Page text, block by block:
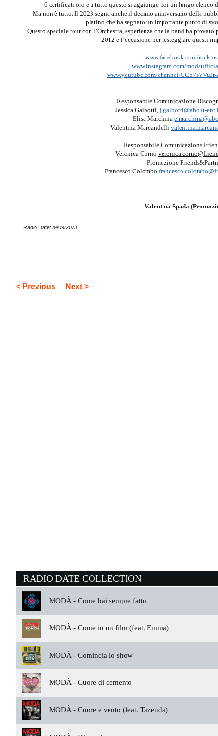
6 certificati oro e a tutto questo si aggiunge poi un lungo elenco
Ma non è tutto. Il 2023 segna anche il decimo anniversario della
platino che ha segnato un importante punto di
Questo speciale tour con l’Orchestra, esperienza che la band ha
2012 è l’occasione per festeggiare questi
www.facebook.com/
www.instagram.com/
www.youtube.com/channel/
Responsabile Comunicazione
Jessica Gaibotti, j.gaibotti@about-
Elisa Marchina
Valentina Marcandelli
Responsabile Comunicazione
Veronica Corno
Promozione
Francesco Colombo
Valentina Spada
Radio Date:29/09/2023
< Previous Next >
RADIO DATE COLLECTION
MODÀ - Come hai sempre fatto
MODÀ - Come in un film (feat. Emma)
MODÀ - Comincia lo show
MODÀ - Cuore di cemento
MODÀ - Cuore e vento (feat. Tazenda)